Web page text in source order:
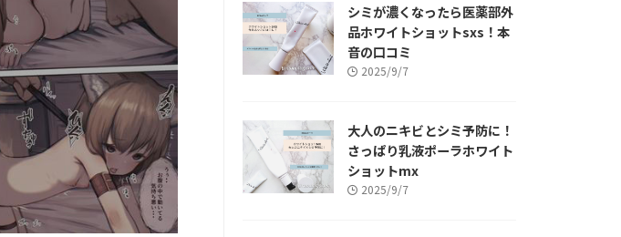
シミが濃くなったら医薬部外
品ホワイトショットsxs！本
音の口コミ
2025/9/7
大人のニキビとシミ予防に！
さっぱり乳液ポーラホワイト
ショットmx
2025/9/7